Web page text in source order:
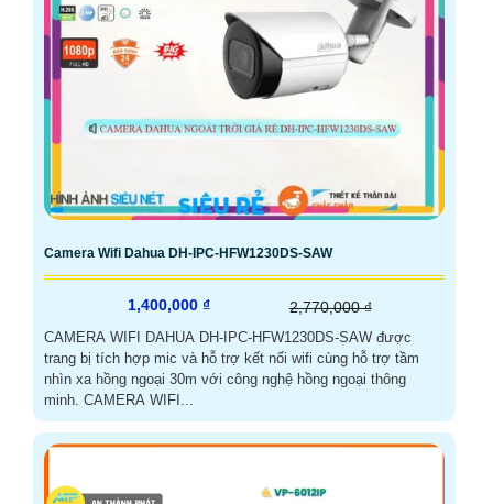
Camera Wifi Dahua DH-IPC-HFW1230DS-SAW
1,400,000 ₫ 2,770,000 ₫
CAMERA WIFI DAHUA DH-IPC-HFW1230DS-SAW được
trang bị tích hợp mic và hỗ trợ kết nối wifi cùng hỗ trợ tầm
nhìn xa hồng ngoại 30m với công nghệ hồng ngoại thông
minh. CAMERA WIFI...